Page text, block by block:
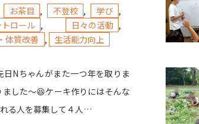
お茶目 , 不登校 , 学び ,
ロール , 日々の活動 ,
体質改善 , 生活能力向上
Nちゃんがまた一つ年を取りま
した〜😆ケーキ作りにはそんな
る人を募集して４人…